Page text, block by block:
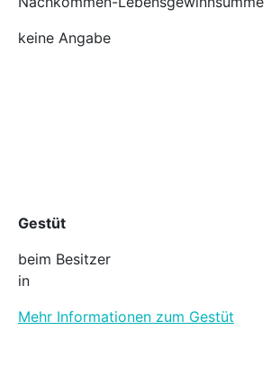
keine Angabe
Gestüt
beim Besitzer
in
Mehr Informationen zum Gestüt